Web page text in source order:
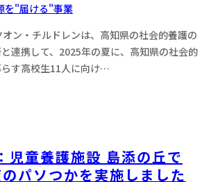
を"届ける"事業
ン・チルドレンは、高知県の社会的養護の
連携して、2025年の夏に、高知県の社会的
す高校生11人に向け…
児童養護施設 島添の丘で
パソつかを実施しました